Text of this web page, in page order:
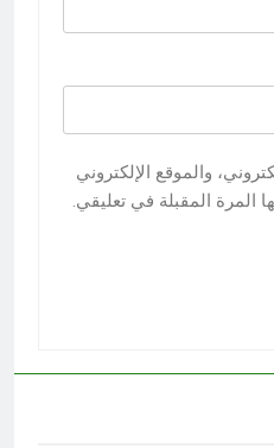
والموقع الإلكتروني
المرة المقبلة في تعليقي.